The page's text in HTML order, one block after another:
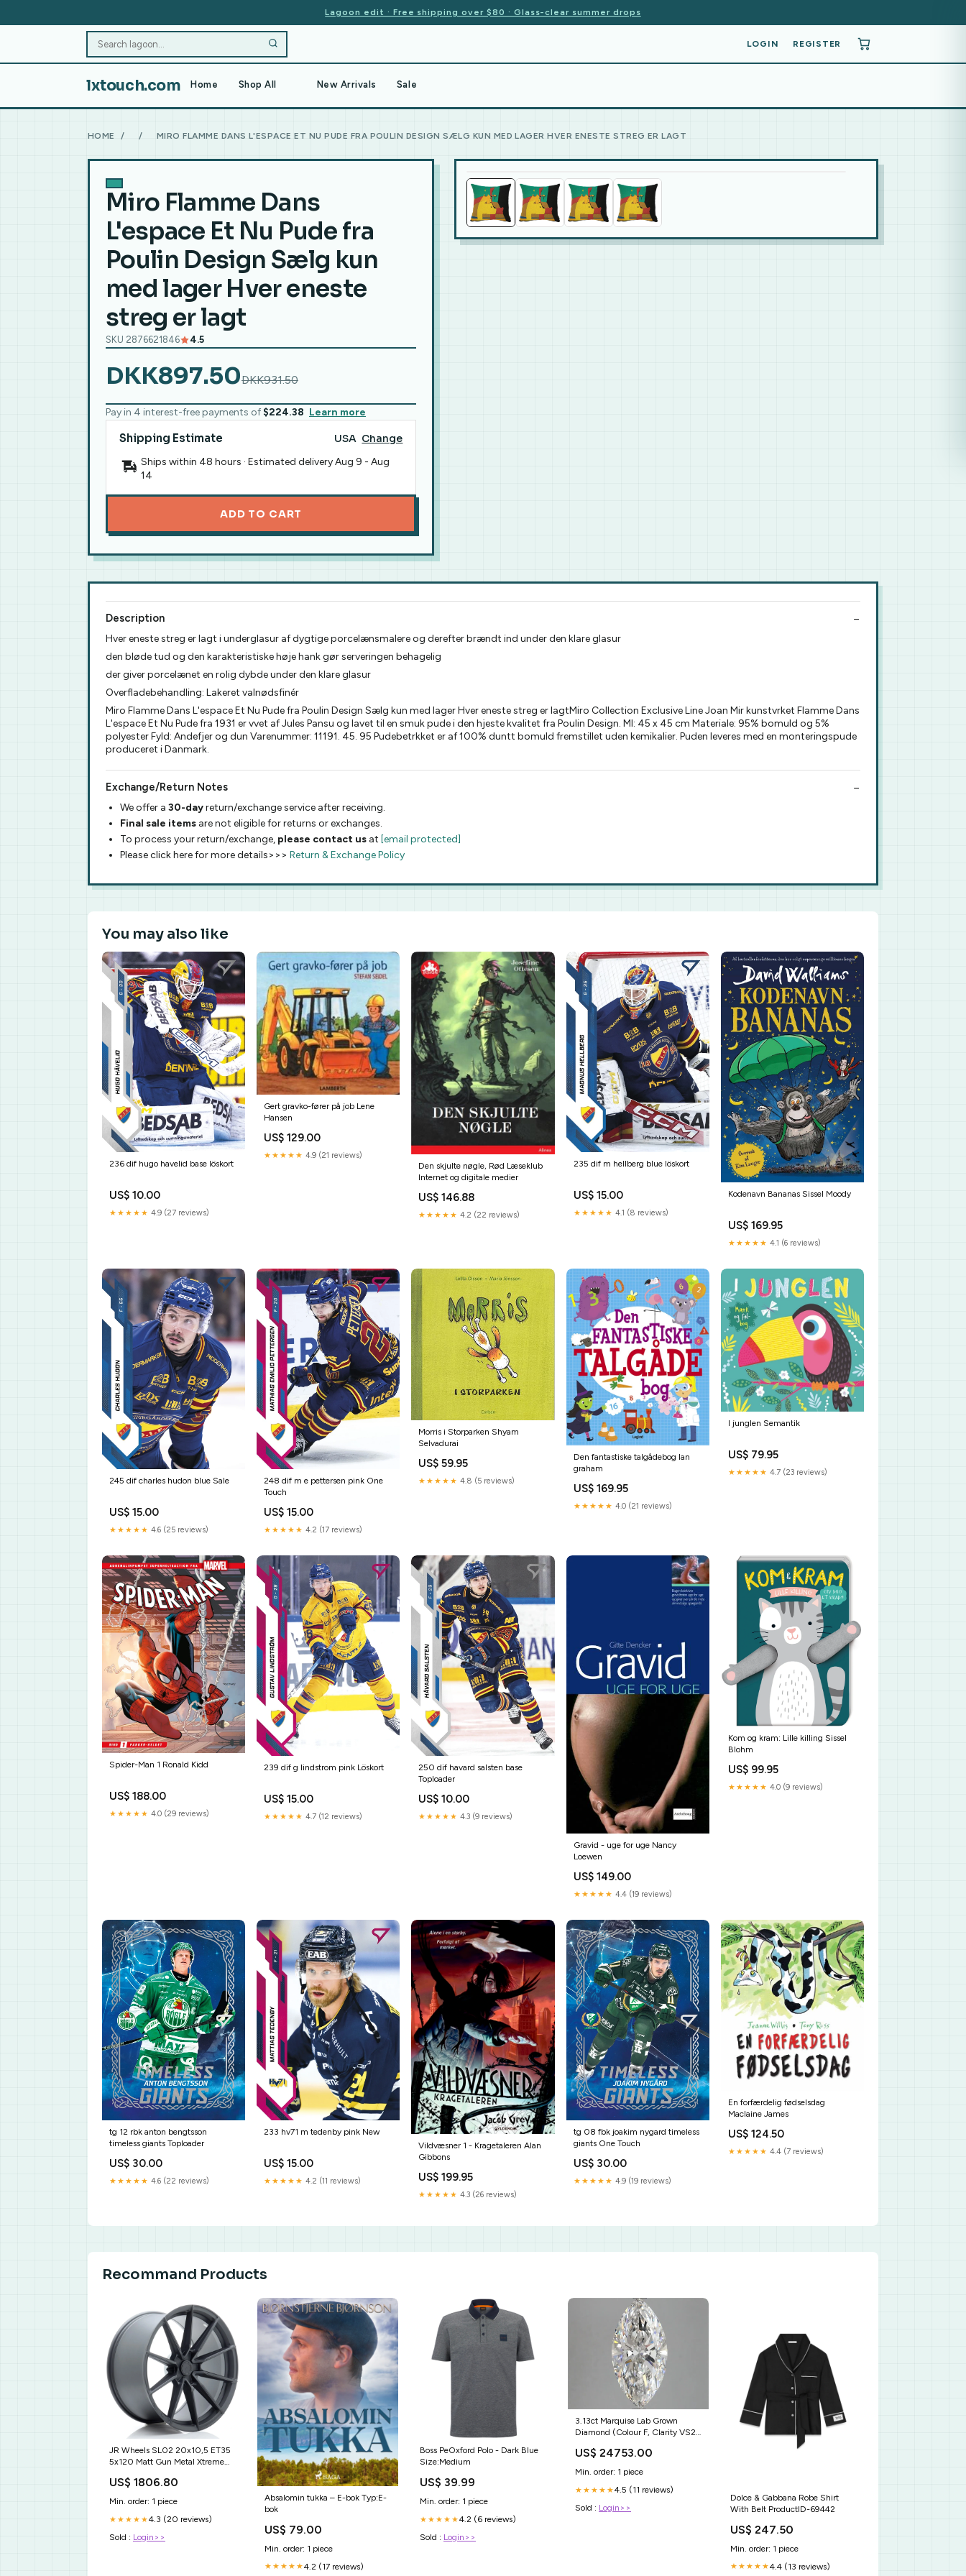
Lagoon edit · Free shipping over $80 · Glass-clear summer drops
LOGIN REGISTER
lxtouch.com Home Shop All New Arrivals Sale
HOME / / MIRO FLAMME DANS L'ESPACE ET NU PUDE FRA POULIN DESIGN SÆLG KUN MED LAGER HVER ENESTE STREG ER LAGT
Miro Flamme Dans
L'espace Et Nu Pude fra
Poulin Design Sælg kun
med lager Hver eneste
streg er lagt
SKU 2876621846 4.5
DKK897.50DKK931.50
Pay in 4 interest-free payments of $224.38 Learn more
Shipping Estimate USA Change
Ships within 48 hours · Estimated deliveryAug 9 - Aug
14
ADD TO CART
Description
Hver eneste streg er lagt i underglasur af dygtige porcelænsmalere og derefter brændt ind under den klare glasur
den bløde tud og den karakteristiske høje hank gør serveringen behagelig
der giver porcelænet en rolig dybde under den klare glasur
Overfladebehandling: Lakeret valnødsfinér
Miro Flamme Dans L'espace Et Nu Pude fra Poulin Design Sælg kun med lager Hver eneste streg er lagtMiro Collection Exclusive Line Joan Mir kunstvrket Flamme Dans
L'espace Et Nu Pude fra 1931 er vvet af Jules Pansu og lavet til en smuk pude i den hjeste kvalitet fra Poulin Design. Ml: 45 x 45 cm Materiale: 95% bomuld og 5%
polyester Fyld: Andefjer og dun Varenummer: 11191. 45. 95 Pudebetrkket er af 100% duntt bomuld fremstillet uden kemikalier. Puden leveres med en monteringspude
produceret i Danmark.
Exchange/Return Notes
We offer a 30-dayreturn/exchange service after receiving.
Final sale items are not eligible for returns or exchanges.
To process your return/exchange, please contact us at [email protected]
Please click here for more details>>> Return & Exchange Policy
You may also like
236 dif hugo havelid base löskort
US$ 10.00
★★★★★ 4.9 (27 reviews)
Gert gravko-fører på job Lene
Hansen
US$ 129.00
★★★★★ 4.9 (21 reviews)
Den skjulte nøgle, Rød Læseklub
Internet og digitale medier
US$ 146.88
★★★★★ 4.2 (22 reviews)
235 dif m hellberg blue löskort
US$ 15.00
★★★★★ 4.1 (8 reviews)
Kodenavn Bananas Sissel Moody
US$ 169.95
★★★★★ 4.1 (6 reviews)
245 dif charles hudon blue Sale
US$ 15.00
★★★★★ 4.6 (25 reviews)
248 dif m e pettersen pink One
Touch
US$ 15.00
★★★★★ 4.2 (17 reviews)
Morris i Storparken Shyam
Selvadurai
US$ 59.95
★★★★★ 4.8 (5 reviews)
Den fantastiske talgådebog Ian
graham
US$ 169.95
★★★★★ 4.0 (21 reviews)
I junglen Semantik
US$ 79.95
★★★★★ 4.7 (23 reviews)
Spider-Man 1 Ronald Kidd
US$ 188.00
★★★★★ 4.0 (29 reviews)
239 dif g lindstrom pink Löskort
US$ 15.00
★★★★★ 4.7 (12 reviews)
250 dif havard salsten base
Toploader
US$ 10.00
★★★★★ 4.3 (9 reviews)
Gravid - uge for uge Nancy
Loewen
US$ 149.00
★★★★★ 4.4 (19 reviews)
Kom og kram: Lille killing Sissel
Blohm
US$ 99.95
★★★★★ 4.0 (9 reviews)
tg 12 rbk anton bengtsson
timeless giants Toploader
US$ 30.00
★★★★★ 4.6 (22 reviews)
233 hv71 m tedenby pink New
US$ 15.00
★★★★★ 4.2 (11 reviews)
Vildvæsner 1 - Kragetaleren Alan
Gibbons
US$ 199.95
★★★★★ 4.3 (26 reviews)
tg 08 fbk joakim nygard timeless
giants One Touch
US$ 30.00
★★★★★ 4.9 (19 reviews)
En forfærdelig fødselsdag
Maclaine James
US$ 124.50
★★★★★ 4.4 (7 reviews)
Recommand Products
JR Wheels SL02 20x10,5 ET35
5x120 Matt Gun Metal Xtreme
US$ 1806.80
Min. order: 1 piece
★★★★★4.3 (20 reviews)
Sold : Login>>
Absalomin tukka – E-bok Typ:E-
bok
US$ 79.00
Min. order: 1 piece
★★★★★4.2 (17 reviews)
Boss PeOxford Polo - Dark Blue
Size:Medium
US$ 39.99
Min. order: 1 piece
★★★★★4.2 (6 reviews)
Sold : Login>>
3.13ct Marquise Lab Grown
Diamond (Colour F, Clarity VS2,
US$ 24753.00
Min. order: 1 piece
★★★★★4.5 (11 reviews)
Sold : Login>>
Dolce & Gabbana Robe Shirt
With Belt ProductID-69442
US$ 247.50
Min. order: 1 piece
★★★★★4.4 (13 reviews)